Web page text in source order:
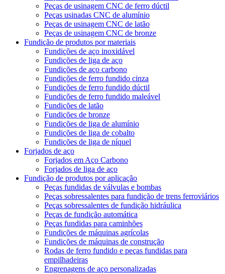
Peças de usinagem CNC de ferro dúctil
Peças usinadas CNC de alumínio
Peças de usinagem CNC de latão
Peças de usinagem CNC de bronze
Fundição de produtos por materiais
Fundições de aço inoxidável
Fundições de liga de aço
Fundições de aço carbono
Fundições de ferro fundido cinza
Fundições de ferro fundido dúctil
Fundições de ferro fundido maleável
Fundições de latão
Fundições de bronze
Fundições de liga de alumínio
Fundições de liga de cobalto
Fundições de liga de níquel
Forjados de aço
Forjados em Aço Carbono
Forjados de liga de aço
Fundição de produtos por aplicação
Peças fundidas de válvulas e bombas
Peças sobressalentes para fundição de trens ferroviários
Peças sobressalentes de fundição hidráulica
Peças de fundição automática
Peças fundidas para caminhões
Fundições de máquinas agrícolas
Fundições de máquinas de construção
Rodas de ferro fundido e peças fundidas para
empilhadeiras
Engrenagens de aço personalizadas